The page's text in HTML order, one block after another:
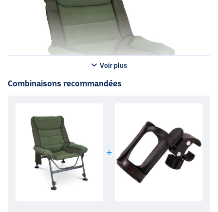
Voir plus
Combinaisons recommandées